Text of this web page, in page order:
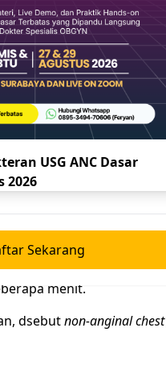
kiri dada seperti
melayang,
berdebar-debar dan
gejala dispespia.
jantung koroner (
kriteria dibawah ini
menit.
dsebutnon-anginal
USG ANC Dasar
2026
Sekarang